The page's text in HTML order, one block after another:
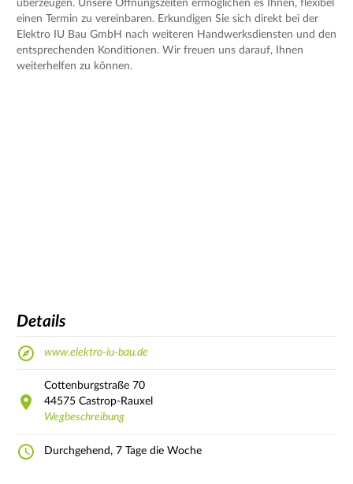
überzeugen. Unsere Öffnungszeiten ermöglichen es Ihnen, flexibel
einen Termin zu vereinbaren. Erkundigen Sie sich direkt bei der
Elektro IU Bau GmbH nach weiteren Handwerksdiensten und den
entsprechenden Konditionen. Wir freuen uns darauf, Ihnen
weiterhelfen zu können.
Details
www.elektro-iu-bau.de
Cottenburgstraße 70
44575 Castrop-Rauxel
Wegbeschreibung
Durchgehend, 7 Tage die Woche